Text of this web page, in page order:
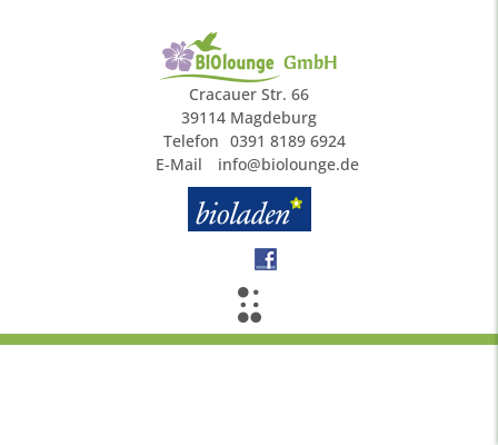
GmbH
Cracauer Str. 66
39114 Magdeburg
Telefon 0391 8189 6924
E-Mail
info@biolounge.de